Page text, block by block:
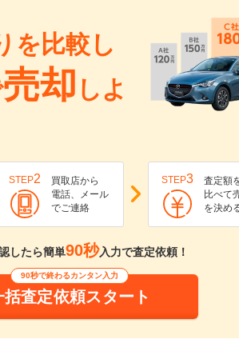
を比較し
売却 しよ
STEP2
買取店から
電話、メール
でご連絡
STEP3
査定額
比べて
を決め
したら簡単90秒入力で査定依頼！
90秒で終わるカンタン入力
括査定依頼スタート